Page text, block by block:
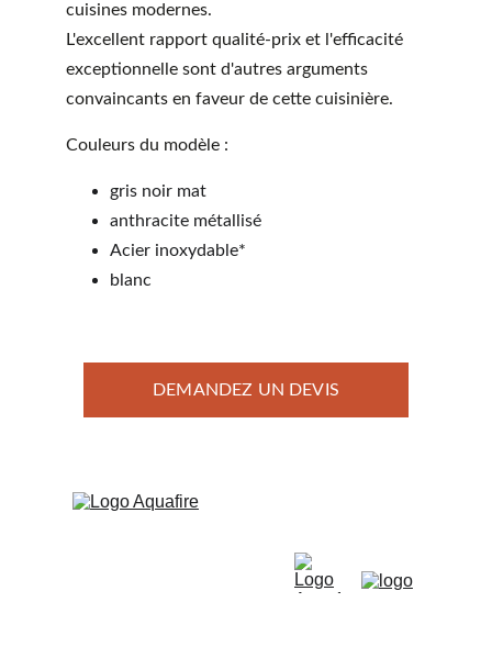
cuisines modernes.
L'excellent rapport qualité-prix et l'efficacité
exceptionnelle sont d'autres arguments
convaincants en faveur de cette cuisinière.
Couleurs du modèle :
gris noir mat
anthracite métallisé
Acier inoxydable*
blanc
DEMANDEZ UN DEVIS